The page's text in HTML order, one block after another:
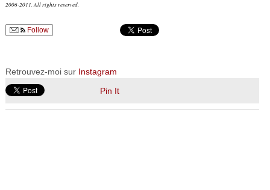
2006-2011. All rights reserved.
Follow
Retrouvez-moi sur Instagram
Pin It